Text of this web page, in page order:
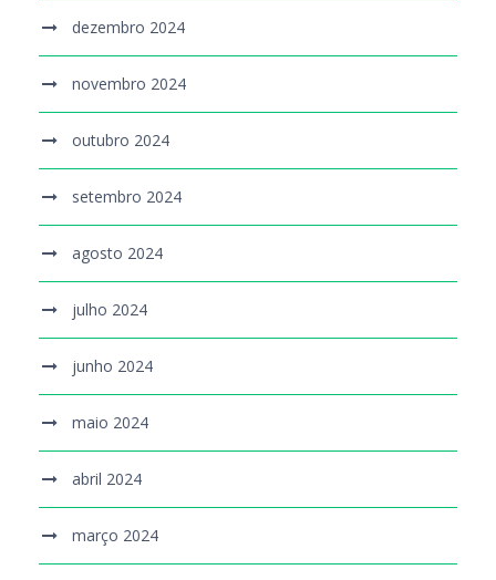
dezembro 2024
novembro 2024
outubro 2024
setembro 2024
agosto 2024
julho 2024
junho 2024
maio 2024
abril 2024
março 2024